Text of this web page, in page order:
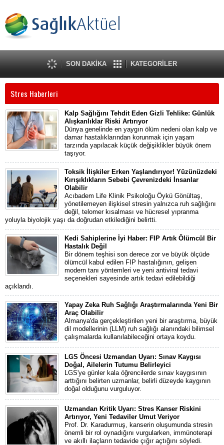
SON DAKİKA KATEGORİLER
Stres Haberleri
Kalp Sağlığını Tehdit Eden Gizli Tehlike: Günlük
Alışkanlıklar Riski Artırıyor
Dünya genelinde en yaygın ölüm nedeni olan kalp ve
damar hastalıklarından korunmak için yaşam
tarzında yapılacak küçük değişiklikler büyük önem
taşıyor.
Toksik İlişkiler Erken Yaşlandırıyor! Yüzünüzdeki
Kırışıklıkların Sebebi Çevrenizdeki İnsanlar
Olabilir
Acıbadem Life Klinik Psikoloğu Öykü Gönültaş,
yönetilemeyen ilişkisel stresin yalnızca ruh sağlığını
değil, telomer kısalması ve hücresel yıpranma
yoluyla biyolojik yaşı da doğrudan etkilediğini belirtti.
Kedi Sahiplerine İyi Haber: FIP Artık Ölümcül Bir
Hastalık Değil
Bir dönem teşhisi son derece zor ve büyük ölçüde
ölümcül kabul edilen FIP hastalığının, gelişen
modern tanı yöntemleri ve yeni antiviral tedavi
seçenekleri sayesinde artık tedavi edilebildiği
açıklandı.
Yapay Zeka Ruh Sağlığı Araştırmalarında Yeni Bir
Araç Olabilir
Almanya'da gerçekleştirilen yeni bir araştırma, büyük
dil modellerinin (LLM) ruh sağlığı alanındaki bilimsel
çalışmalarda kullanılabileceğini ortaya koydu.
LGS Öncesi Uzmandan Uyarı: Sınav Kaygısı
Doğal, Ailelerin Tutumu Belirleyici
LGS'ye günler kala öğrencilerde sınav kaygısının
arttığını belirten uzmanlar, belirli düzeyde kaygının
doğal olduğunu vurguluyor.
Uzmandan Kritik Uyarı: Stres Kanser Riskini
Artırıyor, Yeni Tedaviler Umut Veriyor
Prof. Dr. Karadurmuş, kanserin oluşumunda stresin
önemli bir rol oynadığını vurgularken, immünoterapi
ve akıllı ilaçların tedavide çığır açtığını söyledi.